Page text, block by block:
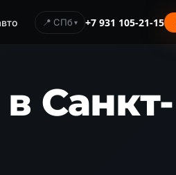
📍 СПб +7 931 105-21-15
Санкт-